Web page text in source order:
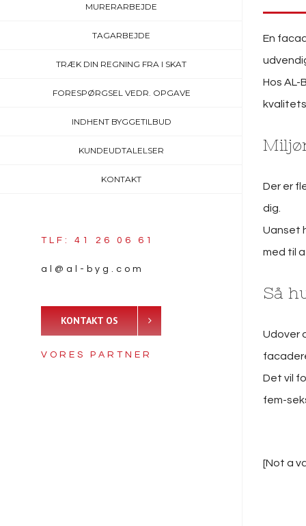
MURERARBEJDE
TAGARBEJDE
TRÆK DIN REGNING FRA I SKAT
FORESPØRGSEL VEDR. OPGAVE
INDHENT BYGGETILBUD
KUNDEUDTALELSER
KONTAKT
TLF: 41 26 06 61
al@al-byg.com
KONTAKT OS
VORES PARTNER
En
Hos AL-
Der er
dig.
Uanset
med til
Så
Udover
Det vil
fem-
[Not a